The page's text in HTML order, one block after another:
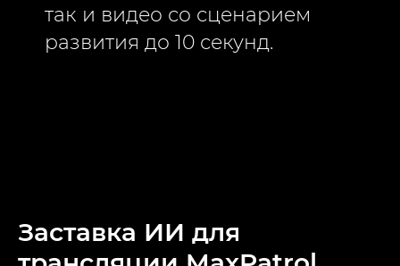
так и видео со сценарием
развития до 10 секунд.
Заставка ИИ для